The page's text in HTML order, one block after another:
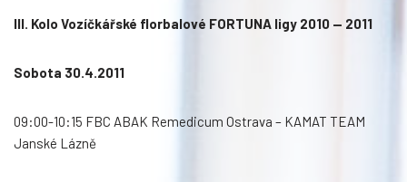
III. Kolo Vozíčkářské florbalové FORTUNA ligy 2010 — 2011
Sobota 30.4.2011
09:00-10:15 FBC ABAK Remedicum Ostrava – KAMAT TEAM
Janské Lázně